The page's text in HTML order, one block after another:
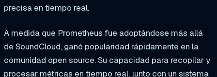
precisa en tiempo real.
A medida que Prometheus fue adoptándose más allá
de SoundCloud, ganó popularidad rápidamente en la
comunidad open source. Su capacidad para recopilar y
procesar métricas en tiempo real, junto con un sistema